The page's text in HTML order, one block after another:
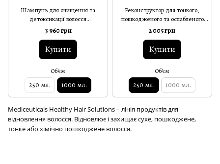
Шампунь для очищення та
детоксикації волосся
Mediceuticals Healthy Hair
Solutions Vivid 1000 мл
3 960 грн
Купити
Об'єм
250 мл. 1000 мл.
Реконструктор для тонкого,
пошкодженого та ослабленого
волосся Mediceuticals Healthy
Hair Solutions Volume&Strength
250 мл
2 005 грн
Купити
Об'єм
250 мл. 1000 мл.
Mediceuticals Healthy Hair Solutions – лінія продуктів для
відновлення волосся. Відновлює і захищає сухе, пошкоджене,
тонке або хімічно пошкоджене волосся.